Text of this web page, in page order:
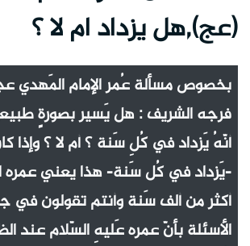
(عج),هل يزداد ام لا ؟
بخصوص مسألة عُمر الإمام المَهدي
فرجه الشريف : هل يَسير بصورةٍ
أنّهُ يَزداد في كُلِ سَنة ؟ أم لا ؟ وإذا
-يَزداد في كُل سَنة- هذا يعني عمره
أكثر من ألف سَنة وأنتم تقولون في
الأسئلة بأنّ عمره عَليهِ السّلام عند